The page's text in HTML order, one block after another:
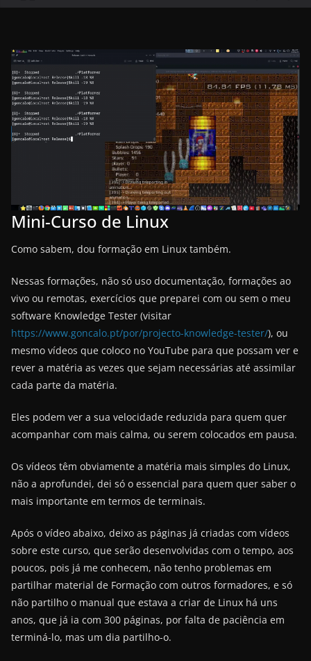
Mini-Curso de Linux
Como sabem, dou formação em Linux também.
Nessas formações, não só uso documentação, formações ao
vivo ou remotas, exercícios que preparei com ou sem o meu
software Knowledge Tester (visitar
https://www.goncalo.pt/por/projecto-knowledge-tester/), ou
mesmo vídeos que coloco no YouTube para que possam ver e
rever a matéria as vezes que sejam necessárias até assimilar
cada parte da matéria.
Eles podem ver a sua velocidade reduzida para quem quer
acompanhar com mais calma, ou serem colocados em pausa.
Os vídeos têm obviamente a matéria mais simples do Linux,
não a aprofundei, dei só o essencial para quem quer saber o
mais importante em termos de terminais.
Após o vídeo abaixo, deixo as páginas já criadas com vídeos
sobre este curso, que serão desenvolvidas com o tempo, aos
poucos, pois já me conhecem, não tenho problemas em
partilhar material de Formação com outros formadores, e só
não partilho o manual que estava a criar de Linux há uns
anos, que já ia com 300 páginas, por falta de paciência em
terminá-lo, mas um dia partilho-o.